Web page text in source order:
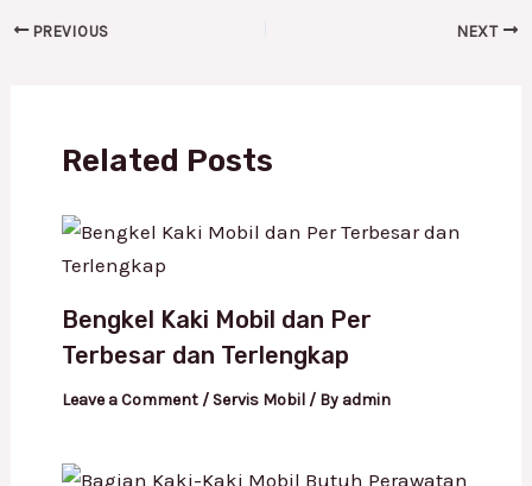
PREVIOUS NEXT
Related Posts
Bengkel Kaki Mobil dan Per
Terbesar dan Terlengkap
Leave a Comment / Servis Mobil/ By admin